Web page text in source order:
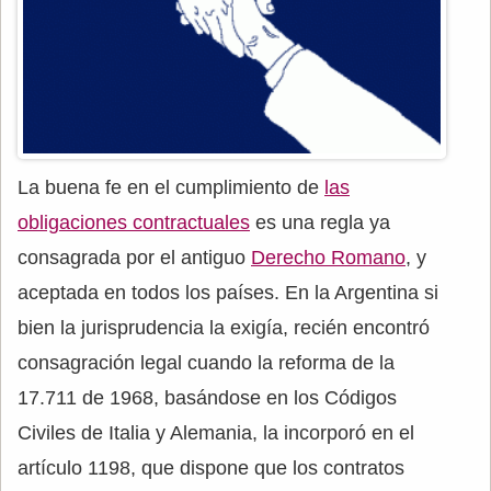
La buena fe en el cumplimiento de las
obligaciones contractuales es una regla ya
consagrada por el antiguo Derecho Romano, y
aceptada en todos los países. En la Argentina si
bien la jurisprudencia la exigía, recién encontró
consagración legal cuando la reforma de la
17.711 de 1968, basándose en los Códigos
Civiles de Italia y Alemania, la incorporó en el
artículo 1198, que dispone que los contratos